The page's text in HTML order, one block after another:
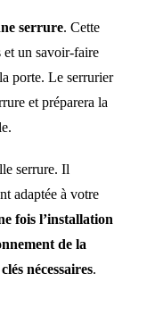
serrure. Cette
et un savoir-faire
porte. Le serrurier
et préparera la
serrure. Il
adaptée à votre
fois l’installation
de la
nécessaires.